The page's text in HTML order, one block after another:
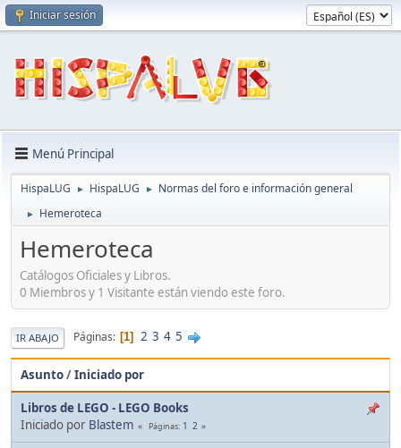
Iniciar sesión
Menú Principal
HispaLUG ► HispaLUG ► Normas del foro e información general
► Hemeroteca
Hemeroteca
Catálogos Oficiales y Libros.
0 Miembros y 1 Visitante están viendo este foro.
IR ABAJO Páginas 1 2 3 4 5
Asunto/Iniciado por
Libros de LEGO - LEGO Books
Iniciado por Blastem Páginas 1 2